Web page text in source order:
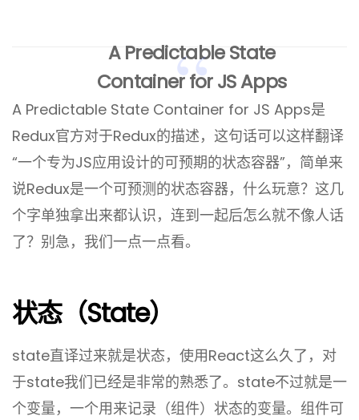
A Predictable State
Container for JS Apps
A Predictable State Container for JS Apps是
Redux官方对于Redux的描述，这句话可以这样翻译
“一个专为JS应用设计的可预期的状态容器”，简单来
说Redux是一个可预测的状态容器，什么玩意？这几
个字单独拿出来都认识，连到一起后怎么就不像人话
了？别急，我们一点一点看。
状态（state）
state直译过来就是状态，使用React这么久了，对
于state我们已经是非常的熟悉了。state不过就是一
个变量，一个用来记录（组件）状态的变量。组件可